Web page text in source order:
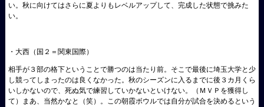
い。秋に向けてはさらに夏よりもレベルアップして、完成した状態で挑みた
い。
・大西（国２＝関東国際）
相手が３部の格下ということで勝つのは当たり前。そこで最後に埼玉大学と少
し競ってしまったのは良くなかった。秋のシーズンに入るまでに後３カ月くら
いしかないので、死ぬ気で練習していかないといけない。（ＭＶＰを獲得し
て）まあ、当然かなと（笑）。この朝霞ボウルでは自分が試合を決めるという